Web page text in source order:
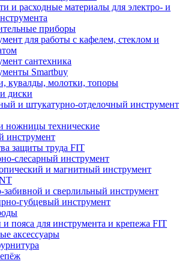
и расходные материалы для электро- и
приборы
для работы с кафелем, стеклом и
сантехника
Smartbuy
кувалды, молотки, топоры
диски
и штукатурно-отделочный инструмент
ножницы технические
инструмент
защиты труда FIT
слесарный инструмент
и магнитный инструмент
забивной и сверлильный инструмент
губцевый инструмент
пояса для инструмента и крепежа FIT
аксессуары